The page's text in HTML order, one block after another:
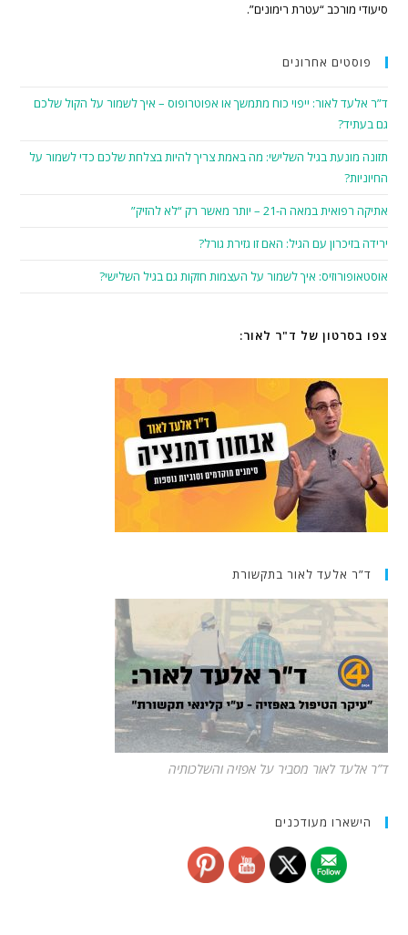
סיעודי מורכב “עטרת רימונים”.
פוסטים אחרונים
ד”ר אלעד לאור: ייפוי כוח מתמשך או אפוטרופוס – איך לשמור על הקול שלכם
גם בעתיד?
תזונה מונעת בגיל השלישי: מה באמת צריך להיות בצלחת שלכם כדי לשמור על
החיוניות?
אתיקה רפואית במאה ה-21 – יותר מאשר רק “לא להזיק”
ירידה בזיכרון עם הגיל: האם זו גזירת גורל?
אוסטאופורוזיס: איך לשמור על העצמות חזקות גם בגיל השלישי?
צפו בסרטון של ד"ר לאור:
ד”ר אלעד לאור בתקשורת
ד”ר אלעד לאור מסביר על אפזיה והשלכותיה
הישארו מעודכנים